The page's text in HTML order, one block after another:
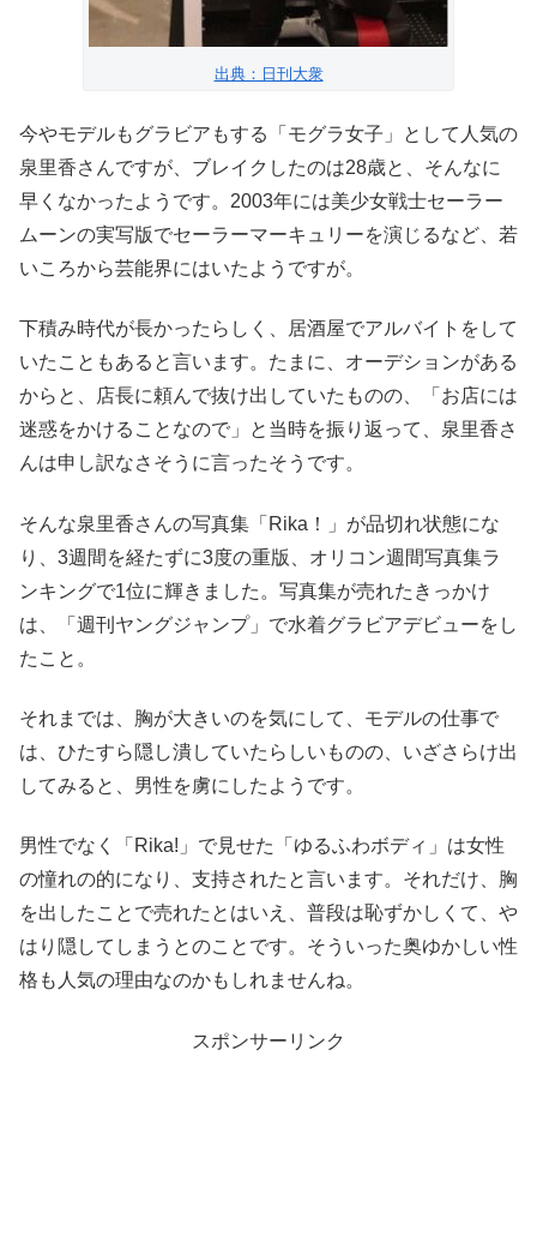
出典：日刊大衆
今やモデルもグラビアもする「モグラ女子」として人気の
泉里香さんですが、ブレイクしたのは28歳と、そんなに
早くなかったようです。2003年には美少女戦士セーラー
ムーンの実写版でセーラーマーキュリーを演じるなど、若
いころから芸能界にはいたようですが。
下積み時代が長かったらしく、居酒屋でアルバイトをして
いたこともあると言います。たまに、オーデションがある
からと、店長に頼んで抜け出していたものの、「お店には
迷惑をかけることなので」と当時を振り返って、泉里香さ
んは申し訳なさそうに言ったそうです。
そんな泉里香さんの写真集「Rika！」が品切れ状態にな
り、3週間を経たずに3度の重版、オリコン週間写真集ラ
ンキングで1位に輝きました。写真集が売れたきっかけ
は、「週刊ヤングジャンプ」で水着グラビアデビューをし
たこと。
それまでは、胸が大きいのを気にして、モデルの仕事で
は、ひたすら隠し潰していたらしいものの、いざさらけ出
してみると、男性を虜にしたようです。
男性でなく「Rika!」で見せた「ゆるふわボディ」は女性
の憧れの的になり、支持されたと言います。それだけ、胸
を出したことで売れたとはいえ、普段は恥ずかしくて、や
はり隠してしまうとのことです。そういった奥ゆかしい性
格も人気の理由なのかもしれませんね。
スポンサーリンク